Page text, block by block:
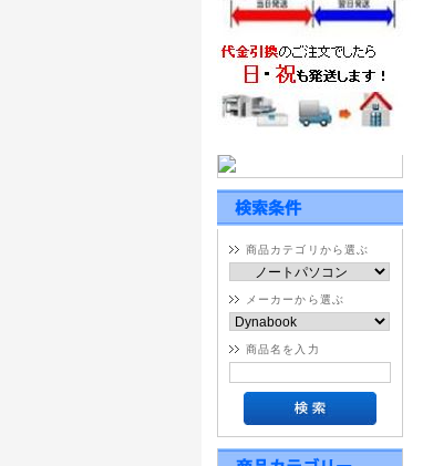
商品カテゴリから選ぶ
メーカーから選ぶ
商品名を入力